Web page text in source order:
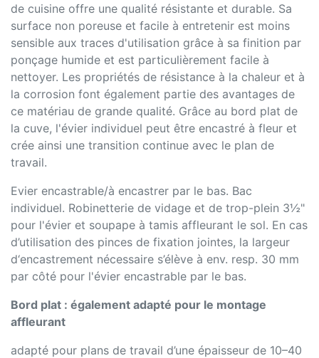
de cuisine offre une qualité résistante et durable. Sa
surface non poreuse et facile à entretenir est moins
sensible aux traces d'utilisation grâce à sa finition par
ponçage humide et est particulièrement facile à
nettoyer. Les propriétés de résistance à la chaleur et à
la corrosion font également partie des avantages de
ce matériau de grande qualité. Grâce au bord plat de
la cuve, l'évier individuel peut être encastré à fleur et
crée ainsi une transition continue avec le plan de
travail.
Evier encastrable/à encastrer par le bas. Bac
individuel. Robinetterie de vidage et de trop-plein 3½"
pour l'évier et soupape à tamis affleurant le sol. En cas
d’utilisation des pinces de fixation jointes, la largeur
d‘encastrement nécessaire s’élève à env. resp. 30 mm
par côté pour l'évier encastrable par le bas.
Bord plat : également adapté pour le montage
affleurant
adapté pour plans de travail d’une épaisseur de 10–40